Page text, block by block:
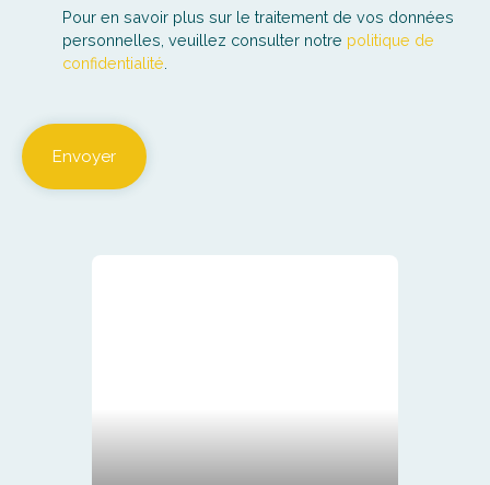
Pour en savoir plus sur le traitement de vos données
personnelles, veuillez consulter notre politique de
confidentialité
Envoyer